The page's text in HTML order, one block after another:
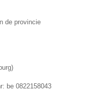
de provincie
)
be 0822158043